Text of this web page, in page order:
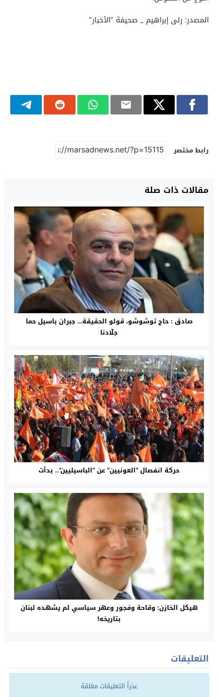
المصدر: رلى إبراهيم _ صحيفة “الأخبار”
رابط مختصر
مقالات ذات صلة
صادق : حاج توشوشو، قولو الحقيقة… جبران باسيل حما
جلّادنا
حركة انفصال “العونيين” عن “الباسيليين”.. بدأت
هيكل الخازن: وقاحة وفجور وعهر سياسي لم يشهده لبنان
بتاريخه!
التعليقات
عذراً التعليقات مغلقة